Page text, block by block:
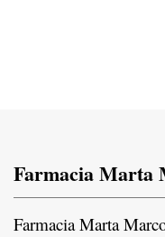
Farmacia Marta
Farmacia Marta